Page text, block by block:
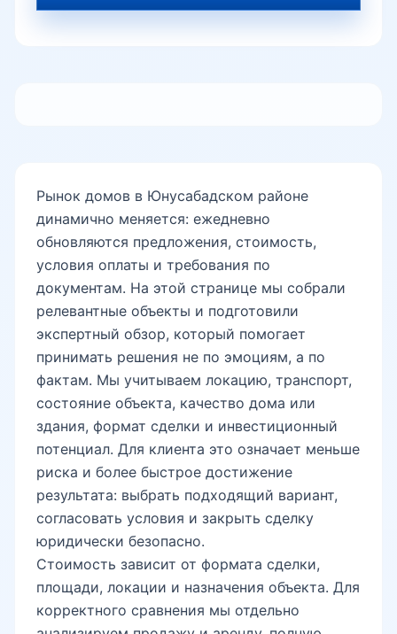
Юнусабад-7
Юнусабад-8
Юнусабад-9
Юнусабад-10
Юнусабад-11
Юнусабад-12
Юнусабад-13
Рынок домов в Юнусабадском районе
динамично меняется: ежедневно
обновляются предложения, стоимость,
условия оплаты и требования по
документам. На этой странице мы собрали
релевантные объекты и подготовили
экспертный обзор, который помогает
принимать решения не по эмоциям, а по
фактам. Мы учитываем локацию, транспорт,
состояние объекта, качество дома или
здания, формат сделки и инвестиционный
потенциал. Для клиента это означает меньше
риска и более быстрое достижение
результата: выбрать подходящий вариант,
согласовать условия и закрыть сделку
юридически безопасно.
Стоимость зависит от формата сделки,
площади, локации и назначения объекта. Для
корректного сравнения мы отдельно